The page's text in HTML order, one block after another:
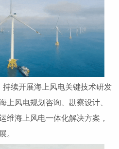
续开展海上风电关键技术研发
上风电规划咨询、勘察设计、
维海上风电一体化解决方案，
。